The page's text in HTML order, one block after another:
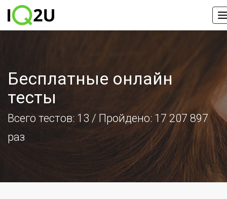
Бесплатные онлайн
тесты
Всего тестов: 13 / Пройдено: 17 207 897
раз